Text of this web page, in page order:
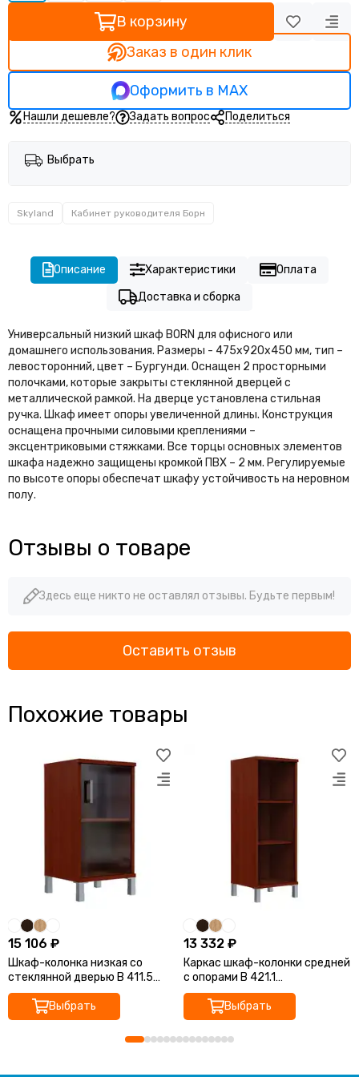
Кабинет руководителя Тренд (Trend)
В корзину
Заказ в один клик
Оформить в MAX
Нашли дешевле? Задать вопрос Поделиться
Выбрать
Skyland Кабинет руководителя Борн
Описание Характеристики
Оплата
Доставка и сборка
Универсальный низкий шкаф BORN для офисного или
домашнего использования. Размеры - 475х920х450 мм, тип –
левосторонний, цвет – Бургунди. Оснащен 2 просторными
полочками, которые закрыты стеклянной дверцей с
металлической рамкой. На дверце установлена стильная
ручка. Шкаф имеет опоры увеличенной длины. Конструкция
оснащена прочными силовыми креплениями –
эксцентриковыми стяжками. Все торцы основных элементов
шкафа надежно защищены кромкой ПВХ – 2 мм. Регулируемые
по высоте опоры обеспечат шкафу устойчивость на неровном
полу.
Отзывы о товаре
Здесь еще никто не оставлял отзывы. Будьте первым!
Оставить отзыв
Похожие товары
15 106 ₽
Шкаф-колонка низкая со
стеклянной дверью B 411.5
475х450х920 BORN
Выбрать
13 332 ₽
Каркас шкаф-колонки средней
с опорами B 421.1
475х450х1286 BORN
Выбрать